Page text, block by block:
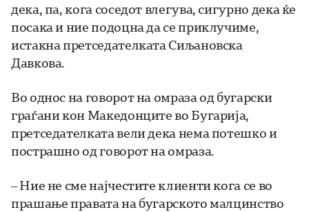
дека, па, кога соседот влегува, сигурно дека ќе
посака и ние подоцна да се приклучиме,
истакна претседателката Сиљановска
Давкова.
Во однос на говорот на омраза од бугарски
граѓани кон Македонците во Бугарија,
претседателката вели дека нема потешко и
пострашно од говорот на омраза.
– Ние не сме најчестите клиенти кога се во
прашање правата на бугарското малцинство